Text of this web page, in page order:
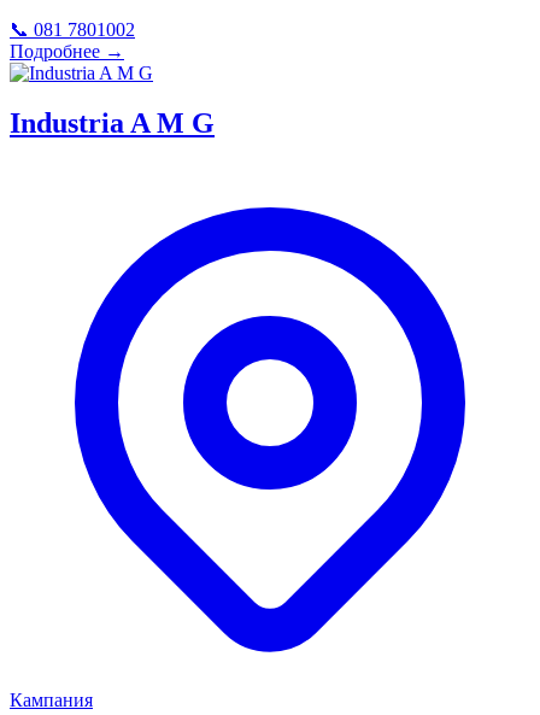
📞 081 7801002
Подробнее →
Industria A M G
Кампания